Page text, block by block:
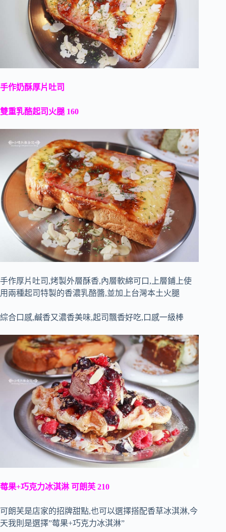
手作奶酥厚片吐司
雙重乳酪起司火腿 160
手作厚片吐司,烤製外層酥香,內層軟綿可口,上層鋪上使
用兩種起司特製的香濃乳酪醬,並加上台灣本土火腿
綜合口感,鹹香又濃香美味,起司飄香好吃,口感一級棒
莓果+巧克力冰淇淋 可朗芙 210
可朗芙是店家的招牌甜點,也可以選擇搭配香草冰淇淋,今
天我則是選擇”莓果+巧克力冰淇淋”